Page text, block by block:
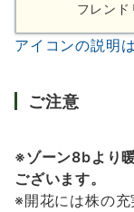
フレンド
アイコンの説明
ご注意
※ゾーン8bより
ございます。
※開花には株の